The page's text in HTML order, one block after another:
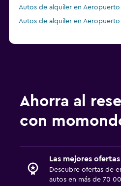
Autos de alquiler en
Autos de alquiler en Aeropuerto
Ahorra al
con
Las mejores
Descubre ofertas de
autos en más de 70